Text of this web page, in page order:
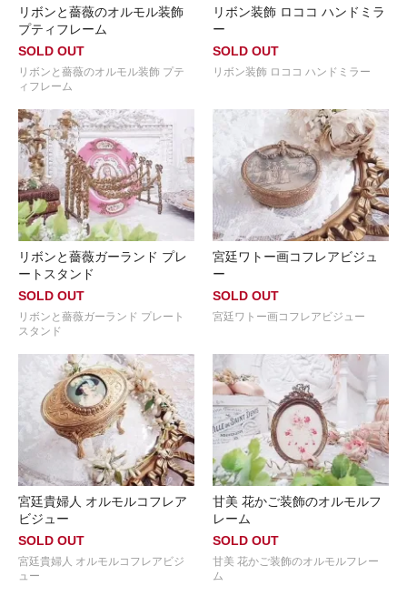
リボンと薔薇のオルモル装飾
プティフレーム
SOLD OUT
リボンと薔薇のオルモル装飾 プテ
ィフレーム
リボン装飾 ロココ ハンドミラ
ー
SOLD OUT
リボン装飾 ロココ ハンドミラー
リボンと薔薇ガーランド プレ
ートスタンド
SOLD OUT
リボンと薔薇ガーランド プレート
スタンド
宮廷ワトー画コフレアビジュ
ー
SOLD OUT
宮廷ワトー画コフレアビジュー
宮廷貴婦人 オルモルコフレア
ビジュー
SOLD OUT
宮廷貴婦人 オルモルコフレアビジ
ュー
甘美 花かご装飾のオルモルフ
レーム
SOLD OUT
甘美 花かご装飾のオルモルフレー
ム